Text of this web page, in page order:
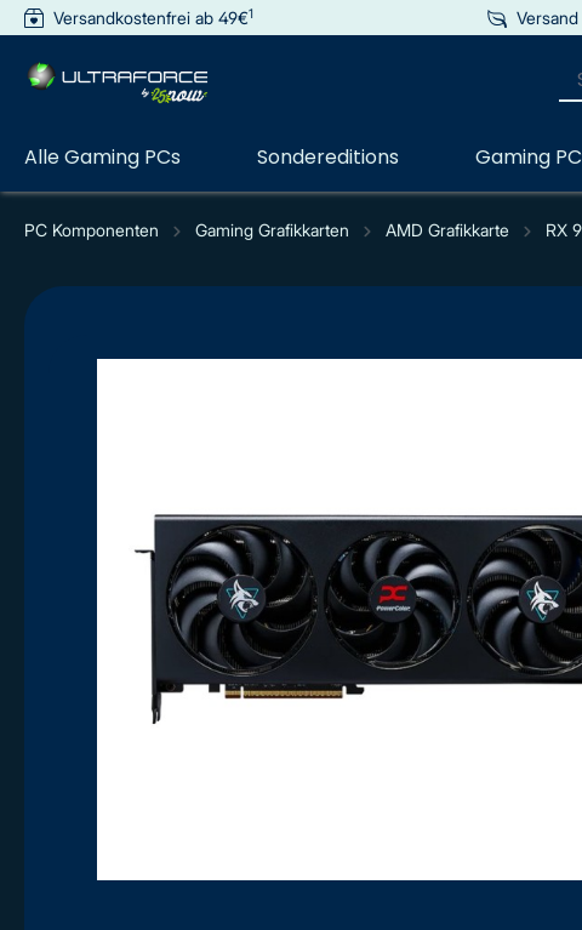
springen Zur Hauptnavigation springen
Versandkostenfrei ab 49€1
Alle Gaming PCs Sondereditions Gaming
PC Komponenten Gaming Grafikkarten AMD Grafikkarte RX